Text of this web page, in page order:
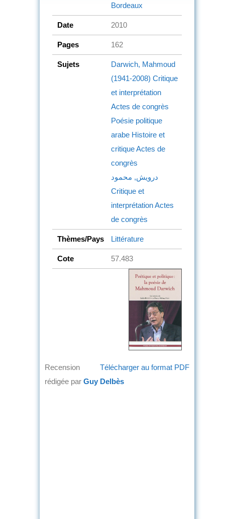
Bordeaux
Date 2010
Pages 162
Sujets
Darwich, Mahmoud
(1941-2008) Critique
et interprétation
Actes de congrès
Poésie politique
arabe Histoire et
critiqueActes de
congrès
درويش, محمود
Critique et
interprétationActes
de congrès
Thèmes/Pays Littérature
Cote 57.483
Télécharger au format PDF
Recension
rédigée par Guy Delbès